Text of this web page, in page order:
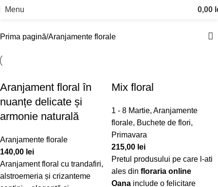
Menu 0,00
Prima pagină Aranjamente florale
Aranjament floral în
nuanțe delicate și
armonie naturală
Aranjamente florale
140,00 lei
Aranjament floral cu trandafiri,
alstroemeria și crizanteme
Mix floral
1 - 8 Martie, Aranjamente
florale, Buchete de flori,
Primavara
215,00 lei
Pretul produsului pe care l-ati
ales din floraria online
Oana include o felicitare